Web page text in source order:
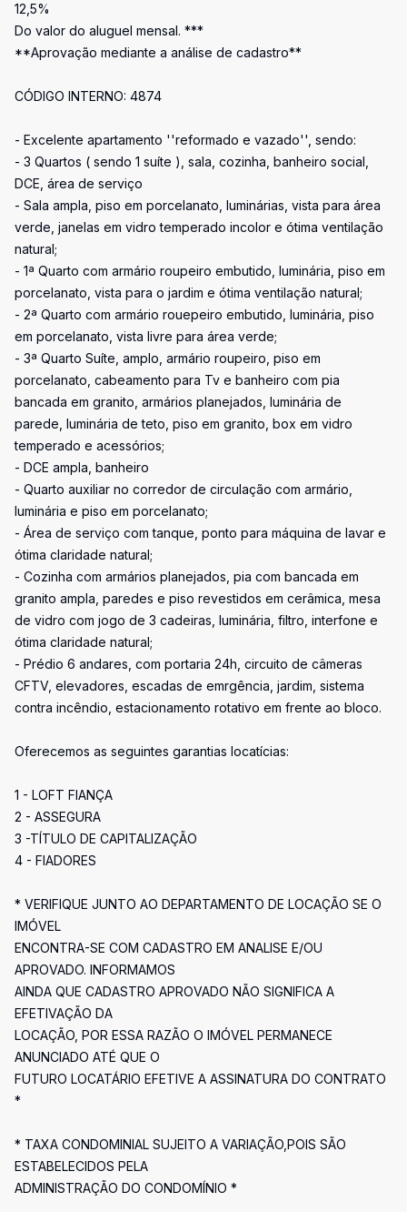
12,5%
Do valor do aluguel mensal. ***
**Aprovação mediante a análise de cadastro**
CÓDIGO INTERNO: 4874
- Excelente apartamento ''reformado e vazado'', sendo:
- 3 Quartos ( sendo 1 suíte ), sala, cozinha, banheiro social,
DCE, área de serviço
- Sala ampla, piso em porcelanato, luminárias, vista para área
verde, janelas em vidro temperado incolor e ótima ventilação
natural;
- 1ª Quarto com armário roupeiro embutido, luminária, piso em
porcelanato, vista para o jardim e ótima ventilação natural;
- 2ª Quarto com armário rouepeiro embutido, luminária, piso
em porcelanato, vista livre para área verde;
- 3ª Quarto Suíte, amplo, armário roupeiro, piso em
porcelanato, cabeamento para Tv e banheiro com pia
bancada em granito, armários planejados, luminária de
parede, luminária de teto, piso em granito, box em vidro
temperado e acessórios;
- DCE ampla, banheiro
- Quarto auxiliar no corredor de circulação com armário,
luminária e piso em porcelanato;
- Área de serviço com tanque, ponto para máquina de lavar e
ótima claridade natural;
- Cozinha com armários planejados, pia com bancada em
granito ampla, paredes e piso revestidos em cerâmica, mesa
de vidro com jogo de 3 cadeiras, luminária, filtro, interfone e
ótima claridade natural;
- Prédio 6 andares, com portaria 24h, circuito de câmeras
CFTV, elevadores, escadas de emrgência, jardim, sistema
contra incêndio, estacionamento rotativo em frente ao bloco.
Oferecemos as seguintes garantias locatícias:
1 - LOFT FIANÇA
2 - ASSEGURA
3 -TÍTULO DE CAPITALIZAÇÃO
4 - FIADORES
* VERIFIQUE JUNTO AO DEPARTAMENTO DE LOCAÇÃO SE O
IMÓVEL
ENCONTRA-SE COM CADASTRO EM ANALISE E/OU
APROVADO. INFORMAMOS
AINDA QUE CADASTRO APROVADO NÃO SIGNIFICA A
EFETIVAÇÃO DA
LOCAÇÃO, POR ESSA RAZÃO O IMÓVEL PERMANECE
ANUNCIADO ATÉ QUE O
FUTURO LOCATÁRIO EFETIVE A ASSINATURA DO CONTRATO
*
* TAXA CONDOMINIAL SUJEITO A VARIAÇÃO,POIS SÃO
ESTABELECIDOS PELA
ADMINISTRAÇÃO DO CONDOMÍNIO *